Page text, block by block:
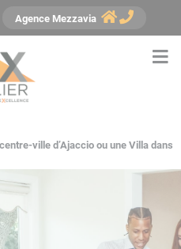
Agence Mezzavia
ville d’Ajaccio ou une Villa dans